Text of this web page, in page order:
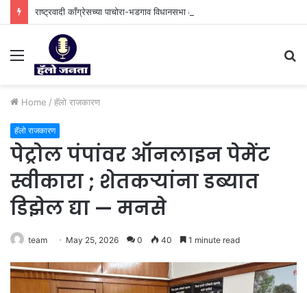
Menu
Home / हॅलो राजकारण
हॅलो राजकारण
पेट्रोल पंपांवर ऑनलाइन पेमेंट
स्वीकारा ; शेतकऱ्यांना डब्यात
डिझेल द्या — मनसे
team May 25, 2026 0 40 1 minute read